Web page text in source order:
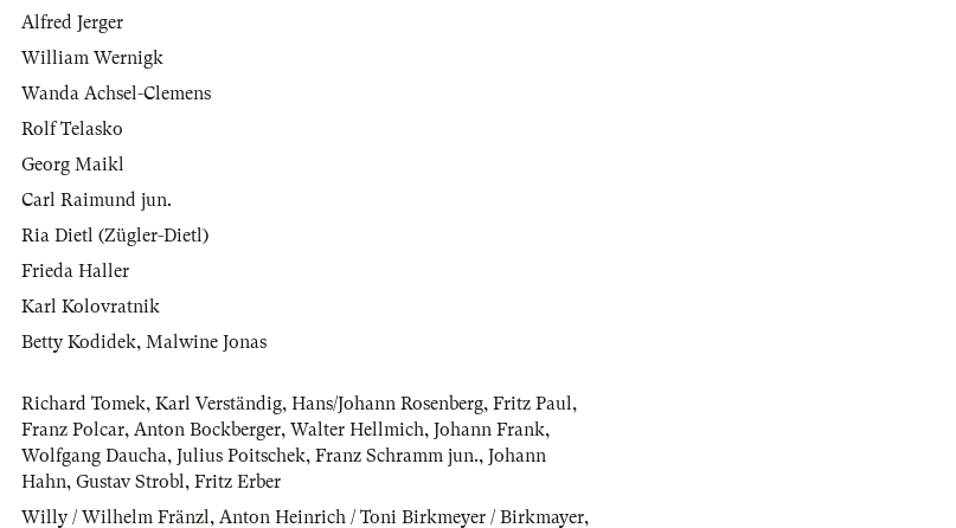
Alfred Jerger
William Wernigk
Wanda Achsel-Clemens
Rolf Telasko
Georg Maikl
Carl Raimund jun.
Ria Dietl (Zügler-Dietl)
Frieda Haller
Karl Kolovratnik
Betty Kodidek, Malwine Jonas
Richard Tomek, Karl Verständig, Hans/Johann Rosenberg, Fritz Paul,
Franz Polcar, Anton Bockberger, Walter Hellmich, Johann Frank,
Wolfgang Daucha, Julius Poitschek, Franz Schramm jun., Johann
Hahn, Gustav Strobl, Fritz Erber
Willy / Wilhelm Fränzl, Anton Heinrich / Toni Birkmeyer / Birkmayer,